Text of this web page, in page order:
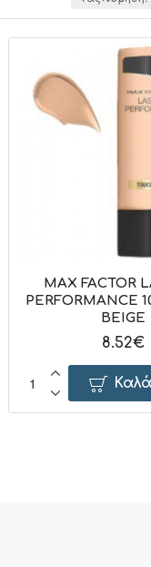
MAX FACTOR
PERFORMANCE
BEIGE
8.52€